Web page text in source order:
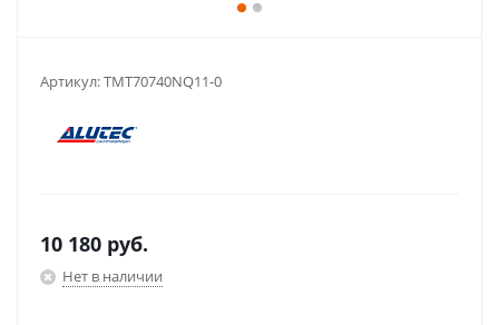
Артикул:TMT70740NQ11-0
10 180 руб.
Нет в наличии